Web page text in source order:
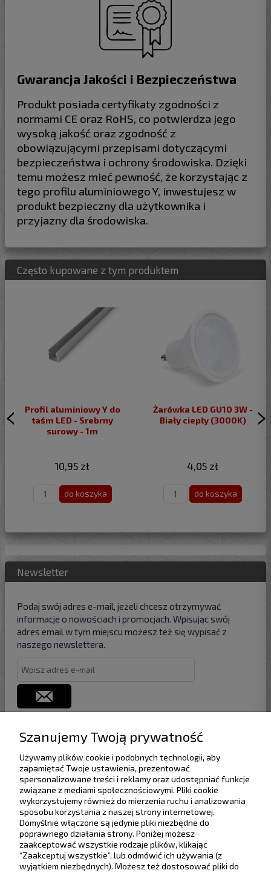
Gwarancja Jakości i Bezpieczeństwa
Produkt posiada certyfikaty zgodności z
normami CE oraz RoHS, co potwierdza jego
wysoką jakość oraz zgodność z
obowiązującymi przepisami dotyczącymi
bezpieczeństwa i ochrony środowiska. Dzięki
temu możesz mieć pewność, że korzystając z
tego profilu aluminiowego Y, inwestujesz w
produkt bezpieczny dla użytkownika i
przyjazny dla środowiska.
Często kupowane z tym produktem
Profil aluminiowy Y do
taśm LED - Srebrny
surowy - 1m
10,95 zł
do koszyka
Żarówka LED GU10 3W -
Biały ciepły (3000K)
4,05 zł
do koszyka
Newsletter
Podaj swój adres e-mail, jeżeli chcesz otrzymywać
informacje o nowościach i promocjach. Wpisując swój
adres email w tym miejscu możesz też się wypisać z
naszego newslettera.
Pomoc
Dostawa
Moje konto
Gwarancja i zwroty
Szanujemy Twoją prywatność
Używamy plików cookie i podobnych technologii, aby
zapamiętać Twoje ustawienia, prezentować
spersonalizowane treści i reklamy oraz udostępniać funkcje
związane z mediami społecznościowymi. Pliki cookie
wykorzystujemy również do mierzenia ruchu i analizowania
sposobu korzystania z naszej strony internetowej.
Domyślnie włączone są jedynie pliki niezbędne do
poprawnego działania strony. Poniżej możesz
zaakceptować wszystkie rodzaje plików, klikając
“Zaakceptuj wszystkie”, lub odmówić ich używania (z
wyjątkiem niezbędnych). Możesz też dostosować pliki do
Rabaty progowe Zwiń
Zwiększ wartość zamówienia, aby uzyskać